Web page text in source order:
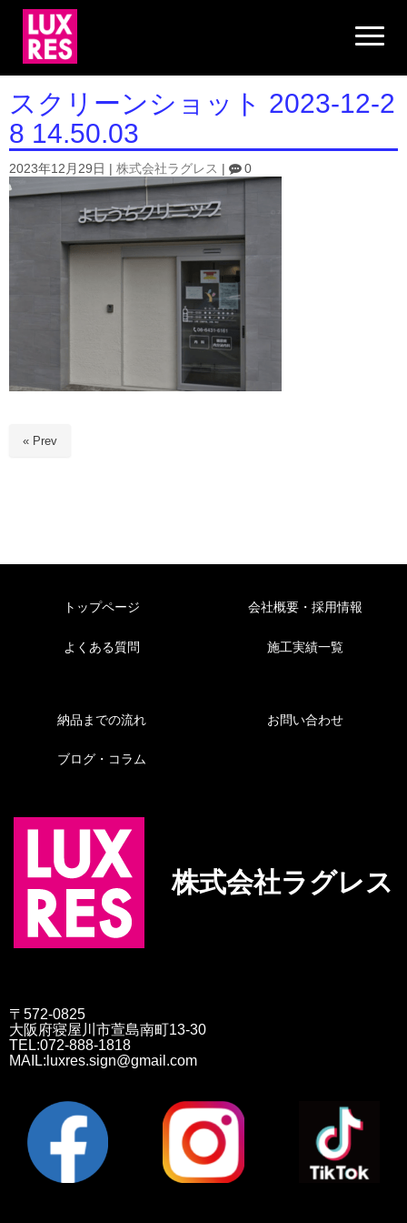
N
a
i
a
o
スクリーンショット 2023-12-2
8 14.50.03
2023年12月29日 株式会社ラグレス 0
« Prev
トップページ
よくある質問
会社概要・採用情報
施工実績一覧
納品までの流れ
ブログ・コラム
お問い合わせ
株式会社ラグレス
〒572-0825
大阪府寝屋川市萱島南町13-30
TEL:072-888-1818
MAIL:luxres.sign@gmail.com